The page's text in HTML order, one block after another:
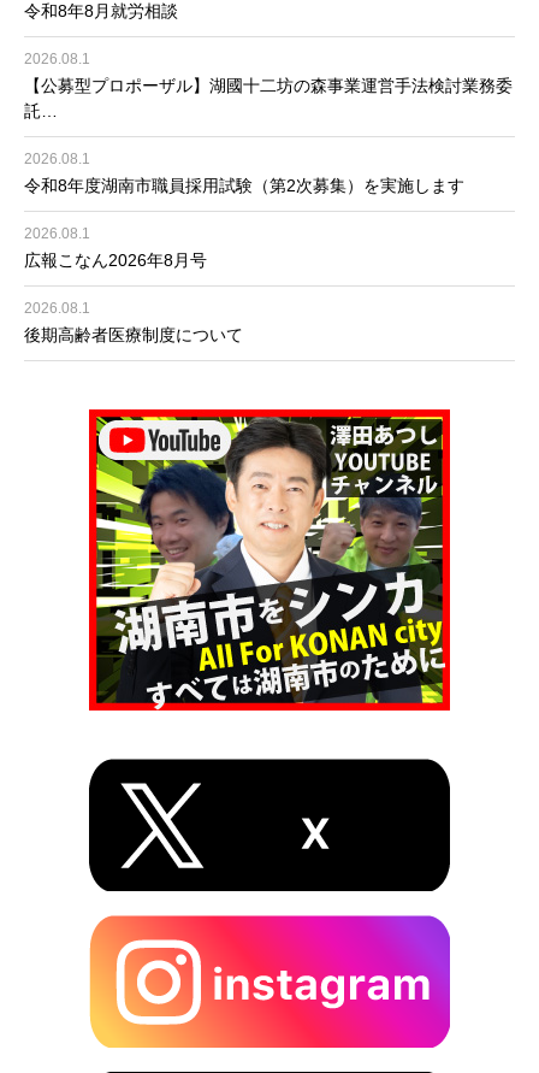
令和8年8月就労相談
2026.08.1
【公募型プロポーザル】湖國十二坊の森事業運営手法検討業務委
託…
2026.08.1
令和8年度湖南市職員採用試験（第2次募集）を実施します
2026.08.1
広報こなん2026年8月号
2026.08.1
後期高齢者医療制度について